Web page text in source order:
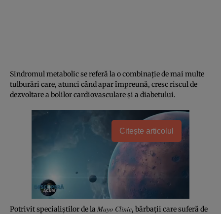
Sindromul metabolic se referă la o combinaţie de mai multe
tulburări care, atunci când apar împreună, cresc riscul de
dezvoltare a bolilor cardiovasculare şi a diabetului.
Citește articolul
Potrivit specialiştilor de la Mayo Clinic, bărbaţii care suferă de